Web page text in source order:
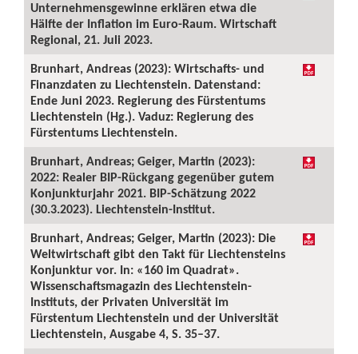
Unternehmensgewinne erklären etwa die
Hälfte der Inflation im Euro-Raum. Wirtschaft
Regional, 21. Juli 2023.
Brunhart, Andreas (2023): Wirtschafts- und
Finanzdaten zu Liechtenstein. Datenstand:
Ende Juni 2023. Regierung des Fürstentums
Liechtenstein (Hg.). Vaduz: Regierung des
Fürstentums Liechtenstein.
Brunhart, Andreas; Geiger, Martin (2023):
2022: Realer BIP-Rückgang gegenüber gutem
Konjunkturjahr 2021. BIP-Schätzung 2022
(30.3.2023). Liechtenstein-Institut.
Brunhart, Andreas; Geiger, Martin (2023): Die
Weltwirtschaft gibt den Takt für Liechtensteins
Konjunktur vor. In: «160 im Quadrat».
Wissenschaftsmagazin des Liechtenstein-
Instituts, der Privaten Universität im
Fürstentum Liechtenstein und der Universität
Liechtenstein, Ausgabe 4, S. 35–37.